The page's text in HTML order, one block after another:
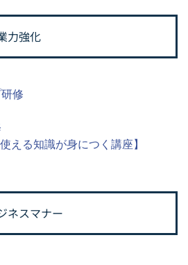
力強化
修
える知識が身につく講座】
ネスマナー